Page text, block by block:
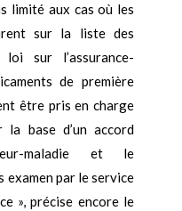
limité aux cas où les
sur la liste des
sur l’assurance-
de première
être pris en charge
la base d’un accord
maladie et le
examen par le service
», précise encore le